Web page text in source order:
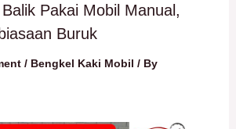
Pakai Mobil Manual,
Buruk
/ Bengkel Kaki Mobil / By